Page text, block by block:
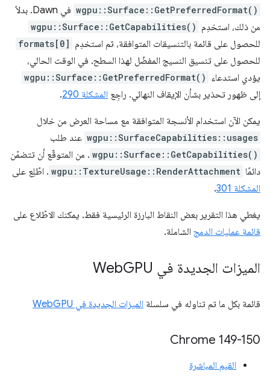
wgpu::Surface::GetPreferredFormat()
في Dawn. بدلاً
من ذلك، استخدِم wgpu::Surface::GetCapabilities()
للحصول على قائمة بالتنسيقات المتوافقة، ثم استخدِم formats[0]
للحصول على تنسيق النسيج المفضّل لهذا السطح. في الوقت الحالي،
يؤدي استدعاء wgpu::Surface::GetPreferredFormat()
إلى ظهور تحذير بشأن الإيقاف النهائي. راجِع المشكلة 290 .
يمكن الآن استخدام الأنسجة المتوافقة مع مساحة العرض من خلال
wgpu::SurfaceCapabilities::usages عند طلب
wgpu::Surface::GetCapabilities() . من المتوقّع أن تتضمّن
دائمًا wgpu::TextureUsage::RenderAttachment . اطّلِع على
المشكلة 301
.
يغطي هذا التقرير بعض النقاط البارزة الرئيسية فقط. يمكنك الاطّلاع على
قائمة عمليات الدمج الشاملة.
الميزات الجديدة في Web GPU
قائمة بكل ما تم تناوله في سلسلة الميزات الجديدة في WebGPU
‫Chrome 149-150
القيم المباشرة